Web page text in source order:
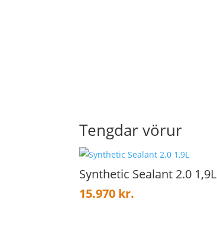
Tengdar vörur
Synthetic Sealant 2.0 1,9L
15.970 kr.